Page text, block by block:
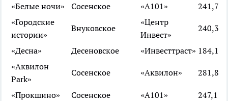
«Белые ночи»
Сосенское «А101»
241,7
«Городские
истории»
Внуковское
«Центр
Инвест»
240,3
«Десна» Десеновское «Инвесттраст» 184,1
«Аквилон
Park»
Сосенское «Аквилон» 281,8
«Прокшино» Сосенское «А101» 247,1